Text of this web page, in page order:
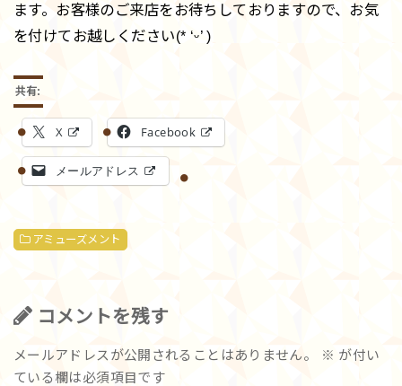
ます。お客様のご来店をお待ちしておりますので、お気
を付けてお越しください(* ‘ᵕ’ )
共有:
X Facebook
メールアドレス
アミューズメント
コメントを残す
メールアドレスが公開されることはありません。 ※ が付い
ている欄は必須項目です